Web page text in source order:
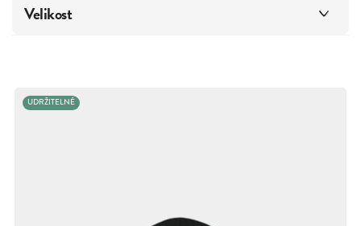
recyklovaný polyester 1
Velikost
UDRŽITELNÉ